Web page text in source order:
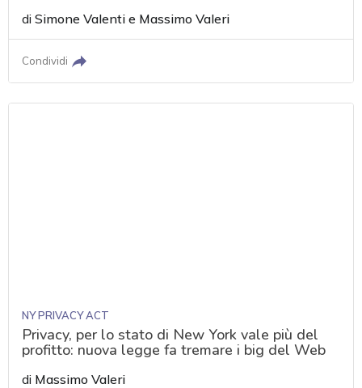
diSimone Valenti e Massimo Valeri
Condividi
NY PRIVACY ACT
Privacy, per lo stato di New York vale più del
profitto: nuova legge fa tremare i big del Web
di Massimo Valeri